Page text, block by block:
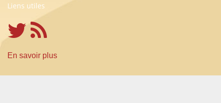
Liens utiles
En savoir plus